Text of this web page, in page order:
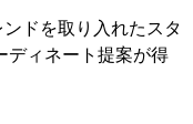
ドを取り入れたスタ
ディネート提案が得